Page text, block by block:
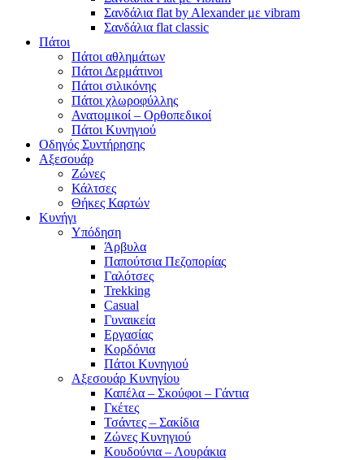
Σανδάλια flat by Alexander με vibram
Σανδάλια flat classic
Πάτοι
Πάτοι αθλημάτων
Πάτοι Δερμάτινοι
Πάτοι σιλικόνης
Πάτοι χλωροφύλλης
Ανατομικοί – Ορθοπεδικοί
Πάτοι Κυνηγιού
Οδηγός Συντήρησης
Αξεσουάρ
Ζώνες
Κάλτσες
Θήκες Καρτών
Κυνήγι
Υπόδηση
Άρβυλα
Παπούτσια Πεζοπορίας
Γαλότσες
Trekking
Casual
Γυναικεία
Εργασίας
Κορδόνια
Πάτοι Κυνηγιού
Αξεσουάρ Κυνηγίου
Καπέλα – Σκούφοι – Γάντια
Γκέτες
Τσάντες – Σακίδια
Ζώνες Κυνηγιού
Κουδούνια – Λουράκια